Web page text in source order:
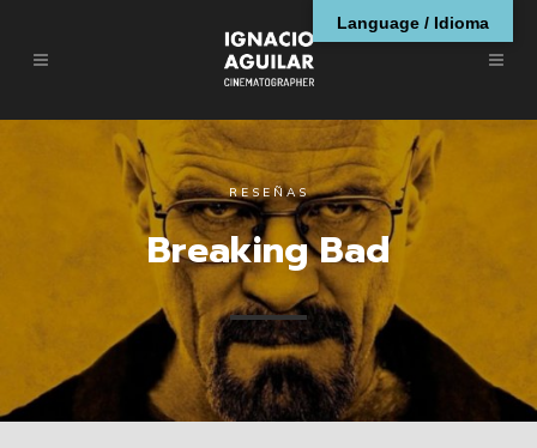
RESEÑAS
Breaking Bad
Language / Idioma